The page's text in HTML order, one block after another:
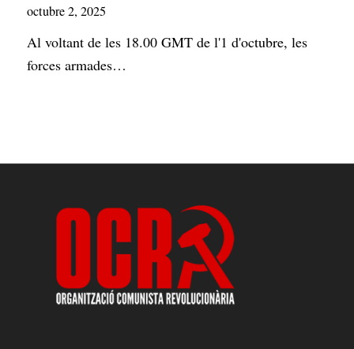
octubre 2, 2025
Al voltant de les 18.00 GMT de l'1 d'octubre, les
forces armades…